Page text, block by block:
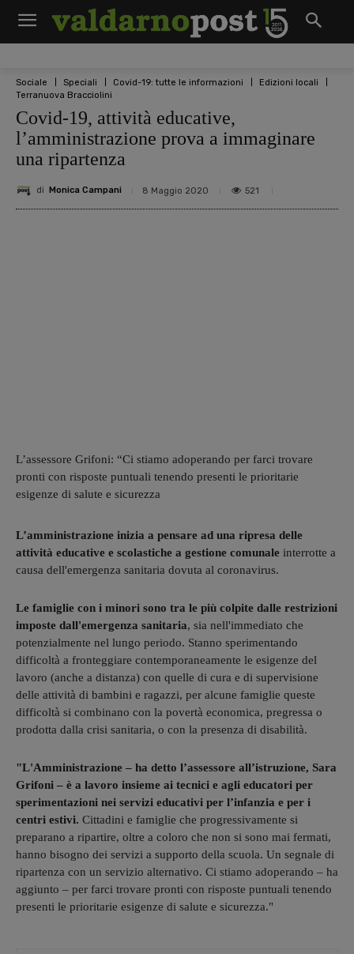
Sociale Speciali Covid-19: tutte le informazioni
Edizioni locali
Terranuova Bracciolini
Covid-19, attività educative,
l’amministrazione prova a immaginare
una ripartenza
di Monica Campani 8 Maggio 2020 521
L’assessore Grifoni: “Ci stiamo adoperando per farci trovare
pronti con risposte puntuali tenendo presenti le prioritarie
esigenze di salute e sicurezza
L’amministrazione inizia a pensare ad una ripresa delle
attività educative e scolastiche a gestione comunale interrotte a
causa dell'emergenza sanitaria dovuta al coronavirus.
Le famiglie con i minori sono tra le più colpite dalle restrizioni
imposte dall'emergenza sanitaria, sia nell'immediato che
potenzialmente nel lungo periodo. Stanno sperimentando
difficoltà a fronteggiare contemporaneamente le esigenze del
lavoro (anche a distanza) con quelle di cura e di supervisione
delle attività di bambini e ragazzi, per alcune famiglie queste
difficoltà si combinano con la povertà economica, pregressa o
prodotta dalla crisi sanitaria, o con la presenza di disabilità.
"L'Amministrazione – ha detto l’assessore all’istruzione, Sara
Grifoni – è a lavoro insieme ai tecnici e agli educatori per
sperimentazioni nei servizi educativi per l’infanzia e per i
centri estivi. Cittadini e famiglie che progressivamente si
preparano a ripartire, oltre a coloro che non si sono mai fermati,
hanno bisogno dei servizi a supporto della scuola. Un segnale di
ripartenza con un servizio alternativo. Ci stiamo adoperando – ha
aggiunto – per farci trovare pronti con risposte puntuali tenendo
presenti le prioritarie esigenze di salute e sicurezza."